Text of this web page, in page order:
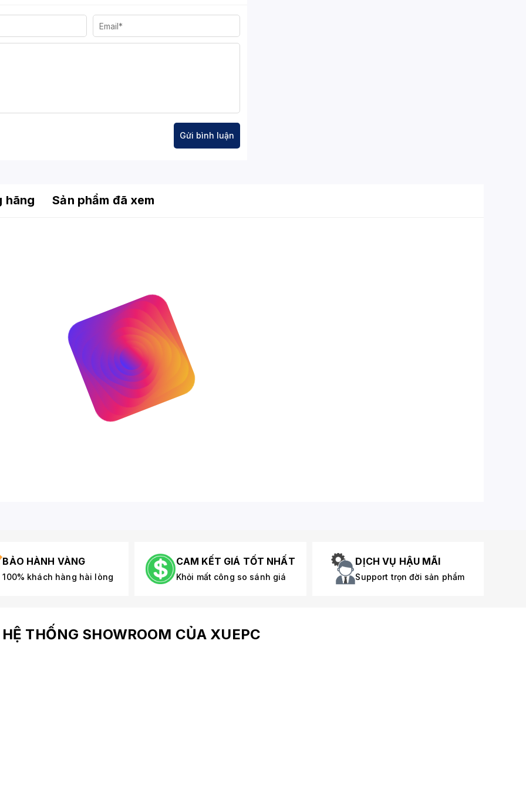
cho các dàn máy Gaming lắp kính cường lực.
năng chịu nhiệt và duy trì dòng điện sạch ổn định. Hệ
vệ chuẩn quốc tế để đảm bảo hệ thống luôn an toàn
hiệu năng vượt trội cho mọi tác vụ từ gaming đỉnh cao
hãng Sản phẩm đã xem
BẢO HÀNH VÀNG
100% khách hàng hài lòng
CAM KẾT GIÁ TỐT NHẤT
Khỏi mất công so sánh giá
DỊCH VỤ HẬU MÃI
Support trọn đời sản phẩm
HỆ THỐNG SHOWROOM CỦA XUEPC